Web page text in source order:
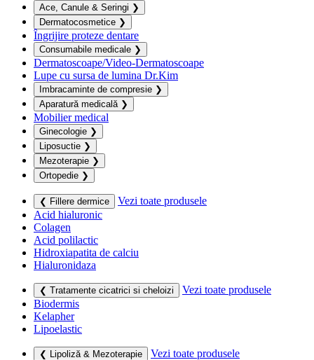
Ace, Canule & Seringi ❯
Dermatocosmetice ❯
Îngrijire proteze dentare
Consumabile medicale ❯
Dermatoscoape/Video-Dermatoscoape
Lupe cu sursa de lumina Dr.Kim
Imbracaminte de compresie ❯
Aparatură medicală ❯
Mobilier medical
Ginecologie ❯
Liposuctie ❯
Mezoterapie ❯
Ortopedie ❯
❮ Fillere dermice
Vezi toate produsele
Acid hialuronic
Colagen
Acid polilactic
Hidroxiapatita de calciu
Hialuronidaza
❮ Tratamente cicatrici si cheloizi
Vezi toate produsele
Biodermis
Kelapher
Lipoelastic
❮ Lipoliză & Mezoterapie
Vezi toate produsele